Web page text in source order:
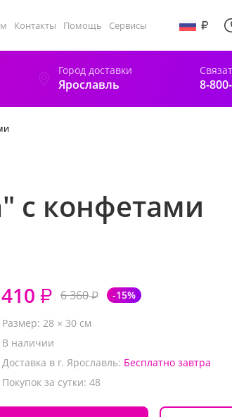
Контакты Помощь Сервисы
Город доставки
Ярославль 8-
с конфетами
₽ 6 360₽ -15%
Размер: 28 × 30 см
В наличии
Доставка в г. Ярославль: Бесплатно завтра
Покупок за сутки: 48